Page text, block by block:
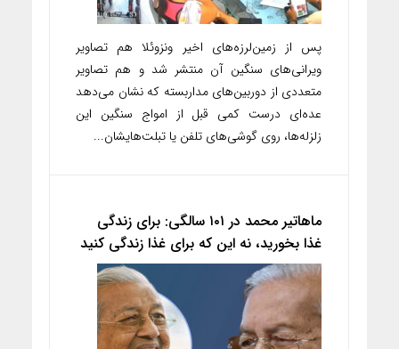
پس از زمین‌لرزه‌های اخیر ونزوئلا هم تصاویر
ویرانی‌های سنگین آن منتشر شد و هم تصاویر
متعددی از دوربین‌های مداربسته که نشان می‌دهد
عده‌ای درست کمی قبل از امواج سنگین این
زلزله‌ها، روی گوشی‌های تلفن یا تبلت‌هایشان...
ماهاتیر محمد در ۱۰۱ سالگی: برای زندگی
غذا بخورید، نه این که برای غذا زندگی کنید